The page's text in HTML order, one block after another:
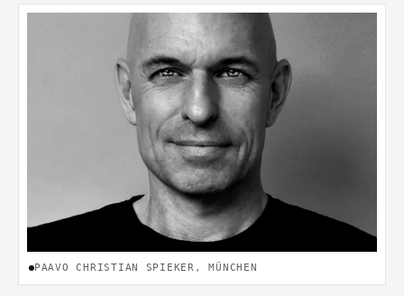
PAAVO CHRISTIAN SPIEKER, MÜNCHEN